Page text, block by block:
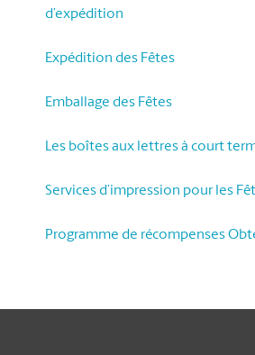
d’expédition
Expédition des Fêtes
Emballage des Fêtes
Les boîtes aux lettres à court
Services d’impression pour les
Programme de récompenses